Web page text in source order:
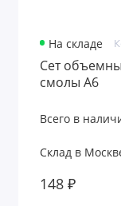
На складе
Сет
смолы А6
Всего в
Склад в
148 ₽